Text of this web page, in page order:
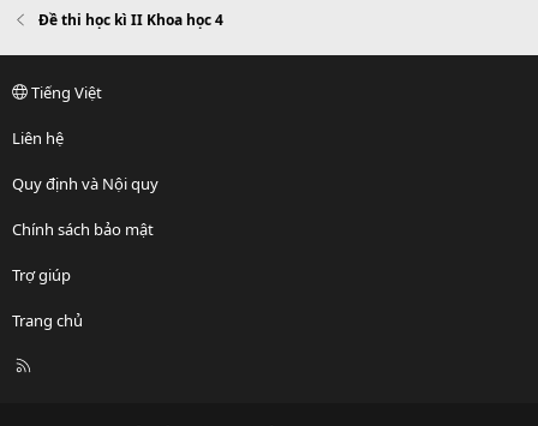
Đề thi học kì II Khoa học 4
Tiếng Việt
Liên hệ
Quy định và Nội quy
Chính sách bảo mật
Trợ giúp
Trang chủ
R